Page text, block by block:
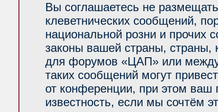
Вы соглашаетесь не
клеветнических сообщений,
национальной розни и прочих
законы вашей страны, страны,
для форумов «ЦАП» или
таких сообщений могут
от конференции, при этом ваш
известность, если мы сочтём